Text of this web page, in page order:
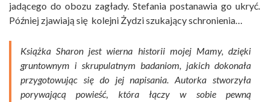
jadącego do obozu zagłady. Stefania postanawia go ukryć.
Później zjawiają się kolejni Żydzi szukający schronienia…
Książka Sharon jest wierna historii mojej Mamy, dzięki
gruntownym i skrupulatnym badaniom, jakich dokonała
przygotowując się do jej napisania. Autorka stworzyła
porywającą powieść, która łączy w sobie pewną